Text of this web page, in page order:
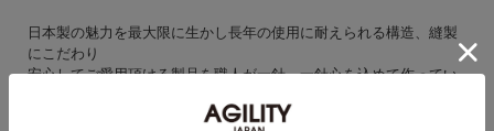
日本製の魅力を最大限に生かし長年の使用に耐えられる構造、縫製
にこだわり
安心してご愛用頂ける製品を職人が一針、一針心を込めて作ってい